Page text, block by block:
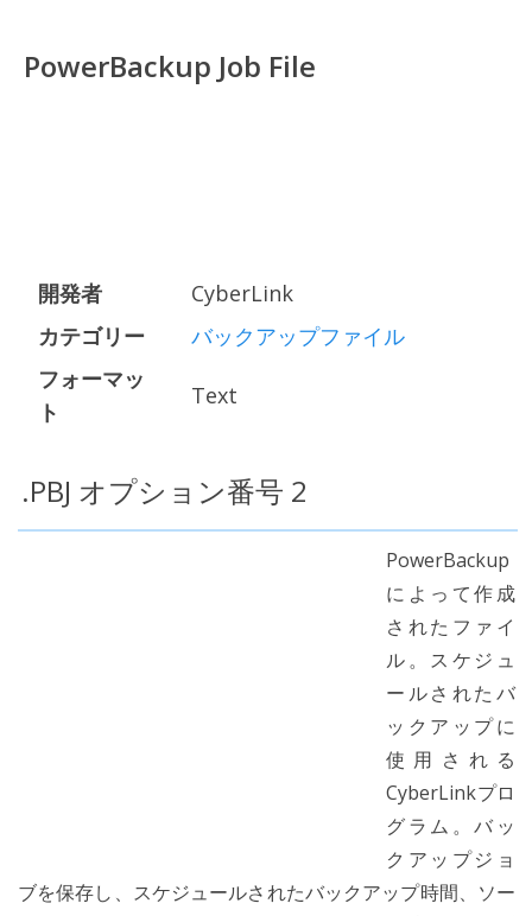
PowerBackup Job File
開発者
CyberLink
カテゴリー
バックアップファイル
フォーマッ
ト
Text
.PBJ オプション番号 2
PowerBackup
によって作成
されたファイ
ル。スケジュ
ールされたバ
ックアップに
使用される
CyberLinkプロ
グラム。バッ
クアップジョ
ブを保存し、スケジュールされたバックアップ時間、ソー